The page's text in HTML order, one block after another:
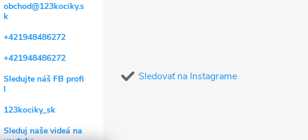
obchod@123kociky.s
k
+421948486272
+421948486272
Sledujte náš FB profi
l
123kociky_sk
Sleduj naše videá na
Sledovať na Instagrame